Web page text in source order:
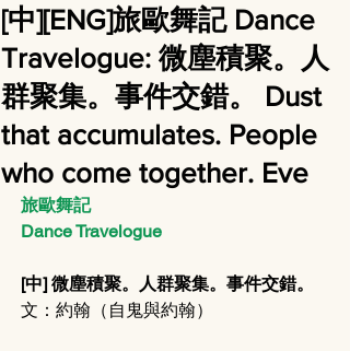
[中][ENG]旅歐舞記 Dance
Travelogue: 微塵積聚。人
群聚集。事件交錯。 Dust
that accumulates. People
who come together. Eve
旅歐舞記
Dance Travelogue
[中] 微塵積聚。人群聚集。事件交錯。
文：約翰（自鬼與約翰）